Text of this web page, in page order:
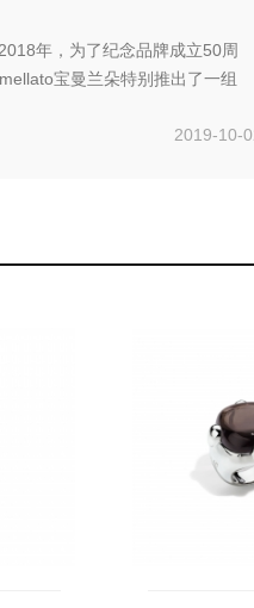
年，为了纪念品牌成立50周
宝曼兰朵特别推出了一组
2019-10-